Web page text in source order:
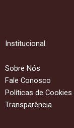
Institucional
Sobre Nós
Fale Conosco
Políticas de Cookies
Transparência